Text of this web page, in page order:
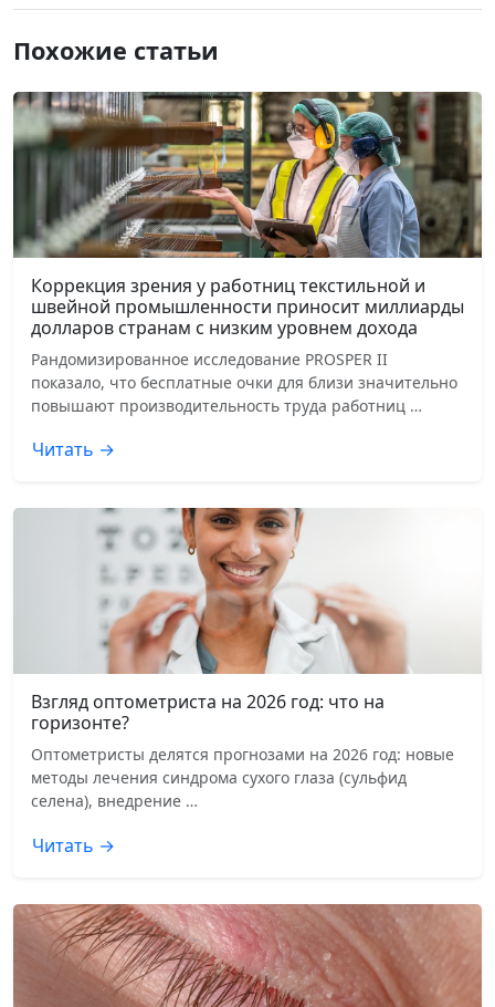
Похожие статьи
Коррекция зрения у работниц текстильной и
швейной промышленности приносит миллиарды
долларов странам с низким уровнем дохода
Рандомизированное исследование PROSPER II
показало, что бесплатные очки для близи значительно
повышают производительность труда работниц …
Читать →
Взгляд оптометриста на 2026 год: что на
горизонте?
Оптометристы делятся прогнозами на 2026 год: новые
методы лечения синдрома сухого глаза (сульфид
селена), внедрение …
Читать →